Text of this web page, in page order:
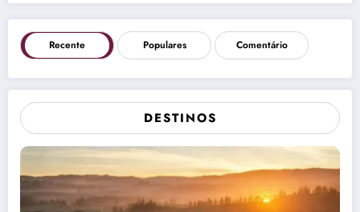
Recente Populares Comentário
DESTINOS